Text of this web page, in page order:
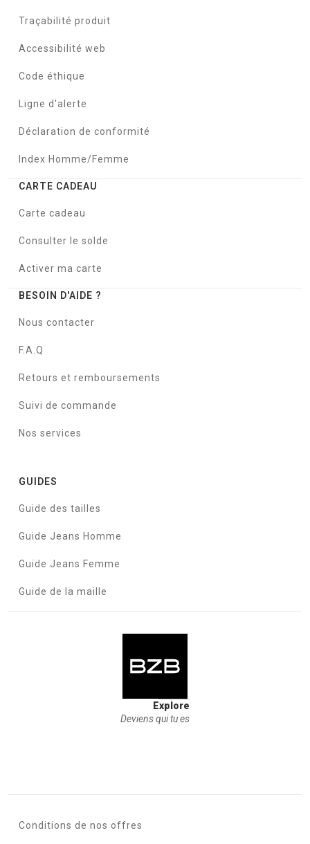
Traçabilité produit
Accessibilité web
Code éthique
Ligne d'alerte
Déclaration de conformité
Index Homme/Femme
CARTE CADEAU
Carte cadeau
Consulter le solde
Activer ma carte
BESOIN D'AIDE ?
Nous contacter
F.A.Q
Retours et remboursements
Suivi de commande
Nos services
GUIDES
Guide des tailles
Guide Jeans Homme
Guide Jeans Femme
Guide de la maille
Explore
Deviens qui tu es
Conditions de nos offres